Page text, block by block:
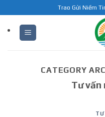
to
content
Trao Gửi Niềm
CATEGORY
Tư
TƯ